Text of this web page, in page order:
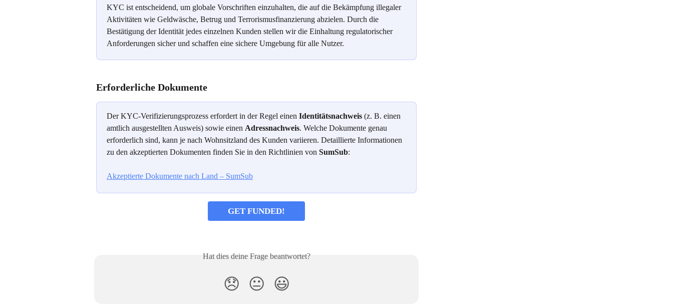
KYC ist entscheidend, um globale Vorschriften einzuhalten, die auf die Bekämpfung illegaler
Aktivitäten wie Geldwäsche, Betrug und Terrorismusfinanzierung abzielen. Durch die
Bestätigung der Identität jedes einzelnen Kunden stellen wir die Einhaltung regulatorischer
Anforderungen sicher und schaffen eine sichere Umgebung für alle Nutzer.
Erforderliche Dokumente
Der KYC-Verifizierungsprozess erfordert in der Regel einen Identitätsnachweis (z. B. einen
amtlich ausgestellten Ausweis) sowie einen Adressnachweis. Welche Dokumente genau
erforderlich sind, kann je nach Wohnsitzland des Kunden variieren. Detaillierte Informationen
zu den akzeptierten Dokumenten finden Sie in den Richtlinien von SumSub:
Akzeptierte Dokumente nach Land – SumSub
GET FUNDED!
Hat dies deine Frage beantwortet?
😞 😐 😃